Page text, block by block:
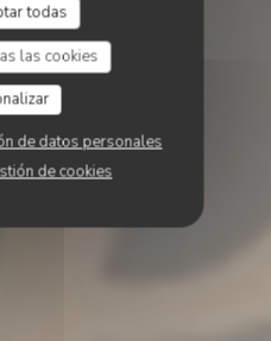
todas
las cookies
de datos personales
de cookies